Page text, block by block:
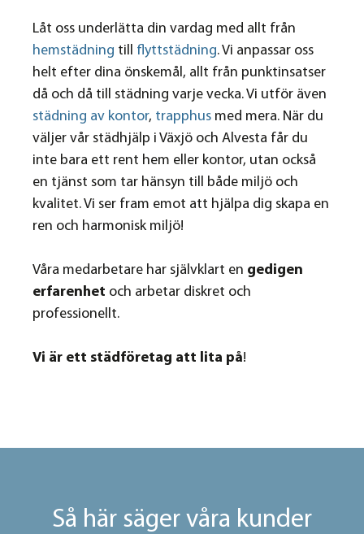
Låt oss underlätta din vardag med allt från
hemstädning till flyttstädning. Vi anpassar oss
helt efter dina önskemål, allt från punktinsatser
då och då till städning varje vecka. Vi utför även
städning av kontor, trapphus med mera. När du
väljer vår städhjälp i Växjö och Alvesta får du
inte bara ett rent hem eller kontor, utan också
en tjänst som tar hänsyn till både miljö och
kvalitet. Vi ser fram emot att hjälpa dig skapa en
ren och harmonisk miljö!
Våra medarbetare har självklart en gedigen
erfarenhet och arbetar diskret och
professionellt.
Vi är ett städföretag att lita på!
Så här säger våra kunder